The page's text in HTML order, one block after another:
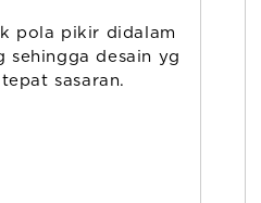
pola pikir didalam
sehingga desain yg
sasaran.